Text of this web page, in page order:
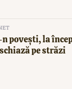
povești, la
pe străzi